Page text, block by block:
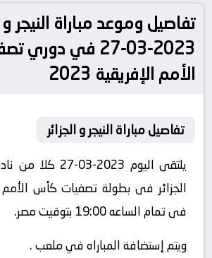
تفاصيل وموعد مباراة النيجر و
2023-03-27 في
الأمم الإفريقية 2023
تفاصيل مباراة النيجر و الجزائر
يلتقى اليوم 2023-
فى تمام الساعه 19:00 بتوقيت مصر.
ويتم إستضافة المباراه في ملعب .